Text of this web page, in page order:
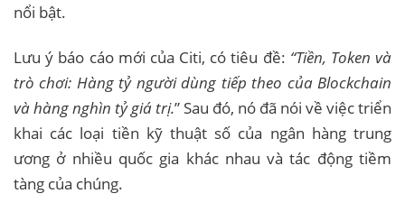
nổi bật.
Lưu ý báo cáo mới của Citi, có tiêu đề: “Tiền, Token và
trò chơi: Hàng tỷ người dùng tiếp theo của Blockchain
và hàng nghìn tỷ giá trị.” Sau đó, nó đã nói về việc triển
khai các loại tiền kỹ thuật số của ngân hàng trung
ương ở nhiều quốc gia khác nhau và tác động tiềm
tàng của chúng.